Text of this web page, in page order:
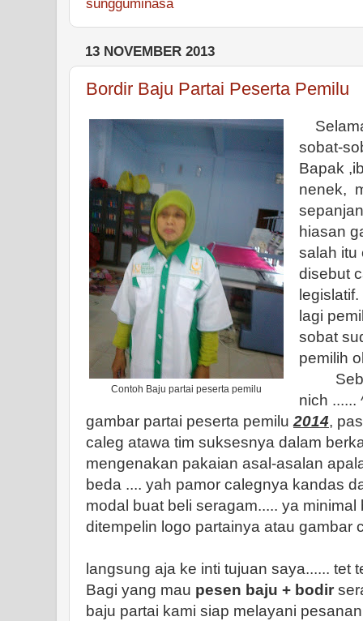
sungguminasa
13 NOVEMBER 2013
Bordir Baju Partai Peserta Pemilu
Contoh Baju partai peserta pemilu
sobat-
Bapak
nenek,
hiasan
salah itu
disebut
lagi
sobat
pemilih
nich ......
gambar partai peserta pemilu 2014,
caleg atawa tim suksesnya dalam
mengenakan pakaian asal-asalan
beda .... yah pamor calegnya kandas
modal buat beli seragam..... ya
ditempelin logo partainya atau gambar
langsung aja ke inti tujuan saya...... tet
Bagi yang mau pesen baju + bodir
baju partai kami siap melayani